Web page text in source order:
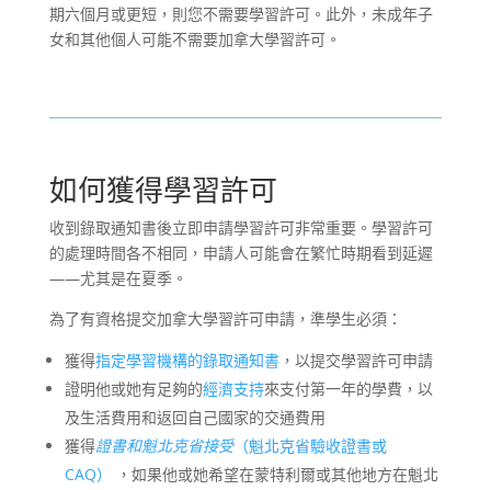
期六個月或更短，則您不需要學習許可。此外，未成年子
女和其他個人可能不需要加拿大學習許可。
如何獲得學習許可
收到錄取通知書後立即申請學習許可非常重要。學習許可
的處理時間各不相同，申請人可能會在繁忙時期看到延遲
——尤其是在夏季。
為了有資格提交加拿大學習許可申請，​​準學生必須：
獲得指定學習機構的錄取通知書，以提交學習許可申請
證明他或她有足夠的經濟支持來支付第一年的學費，以
及生活費用和返回自己國家的交通費用
獲得證書和魁北克省接受（魁北克省驗收證書或
CAQ）
，如果他或她希望在蒙特利爾或其他地方在魁北